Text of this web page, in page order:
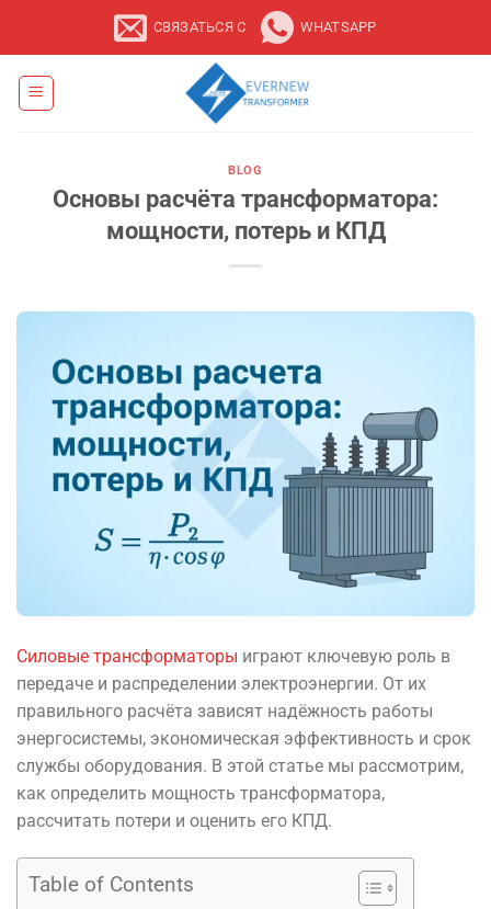
СВЯЗАТЬСЯ С WHATSAPP
BLOG
Основы расчёта трансформатора:
мощности, потерь и КПД
Силовые трансформаторы играют ключевую роль в
передаче и распределении электроэнергии. От их
правильного расчёта зависят надёжность работы
энергосистемы, экономическая эффективность и срок
службы оборудования. В этой статье мы рассмотрим,
как определить мощность трансформатора,
рассчитать потери и оценить его КПД.
Table of Contents